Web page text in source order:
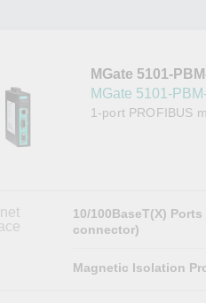
網
新
MGate 5101-
MGate 5101-
1-port PROFIBUS
10/100BaseT(X) Ports
connector)
Magnetic Isolation